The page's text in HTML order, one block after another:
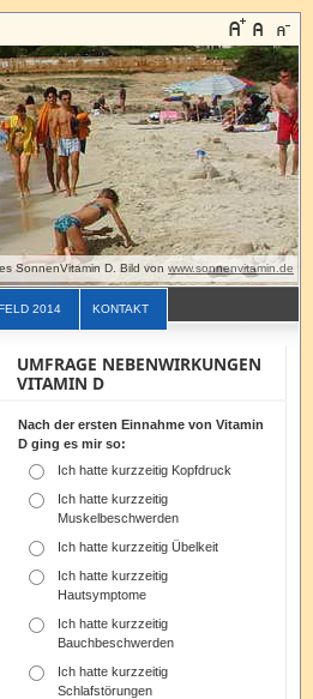
SonnenVitamin D. Bild von www.sonnenvitamin.de
2014 KONTAKT
UMFRAGE NEBENWIRKUNGEN
VITAMIN D
Nach der ersten Einnahme von Vitamin
D ging es mir so:
Ich hatte kurzzeitig Kopfdruck
Ich hatte kurzzeitig
Muskelbeschwerden
Ich hatte kurzzeitig Übelkeit
Ich hatte kurzzeitig
Hautsymptome
Ich hatte kurzzeitig
Bauchbeschwerden
Ich hatte kurzzeitig
Schlafstörungen